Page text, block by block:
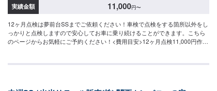
実績金額 11,000円〜
12ヶ月点検は夢前台SSまでご依頼ください！車検で点検をする箇所以外をし
っかりと点検しますので安心してお車に乗り続けることができます。こちら
のページからお気軽にご予約ください！<費用目安>12ヶ月点検11,000円作業